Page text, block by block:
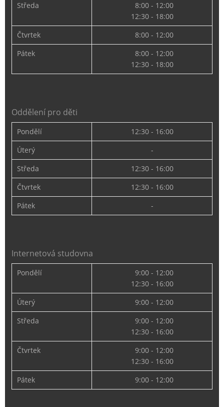
Středa
8:00 - 12:00
12:30 - 18:00
Čtvrtek
8:00 - 12:00
Pátek
8:00 - 12:00
12:30 - 18:00
Oddělení pro děti
Pondělí
12:30 - 16:00
Úterý
-
Středa
12:30 - 16:00
Čtvrtek
12:30 - 16:00
Pátek
-
Internetová studovna
Pondělí
9:00 - 12:00
12:30 - 16:00
Úterý
9:00 - 12:00
Středa
9:00 - 12:00
12:30 - 16:00
Čtvrtek
9:00 - 12:00
12:30 - 16:00
Pátek
9:00 - 12:00